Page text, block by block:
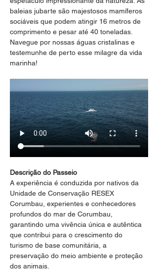
baleias jubarte são majestosos mamíferos
sociáveis que podem atingir 16 metros de
comprimento e pesar até 40 toneladas.
Navegue por nossas águas cristalinas e
testemunhe de perto esse milagre da vida
marinha!
Descrição do Passeio
A experiência é conduzida por nativos da
Unidade de Conservação RESEX
Corumbau, experientes e conhecedores
profundos do mar de Corumbau,
garantindo uma vivência única e autêntica
que contribui para o crescimento do
turismo de base comunitária, a
preservação do meio ambiente e proteção
dos animais.